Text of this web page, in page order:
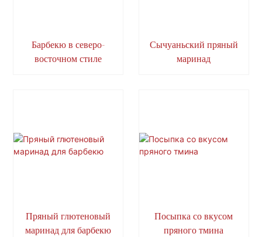
Барбекю в северо-
восточном стиле
Сычуаньский пряный
маринад
Пряный глютеновый
маринад для барбекю
Посыпка со вкусом
пряного тмина